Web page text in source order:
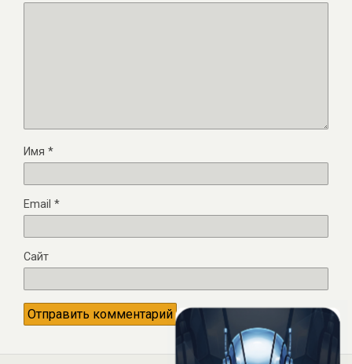
Имя *
Email *
Сайт